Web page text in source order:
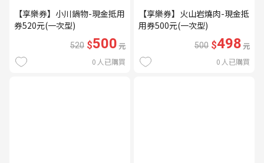
【享樂券】小川鍋物-現金抵用
券520元(一次型)
520 $500元
0 人已購買
【享樂券】火山岩燒肉-現金抵
用券500元(一次型)
500 $498元
0 人已購買